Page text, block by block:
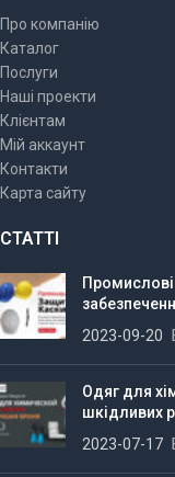
Про компанію
Каталог
Послуги
Наші проекти
Клієнтам
Мій аккаунт
Контакти
Карта сайту
СТАТТІ
Промислові
2023-09-20
Одяг для
шкідливих
2023-07-17